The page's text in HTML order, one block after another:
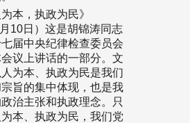
为本，执政为民》
月10日）这是胡锦涛同志
届中央纪律检查委员会
议上讲话的一部分。文
为本、执政为民是我们
旨的集中体现，也是我
治主张和执政理念。只
本、执政为民，我们党